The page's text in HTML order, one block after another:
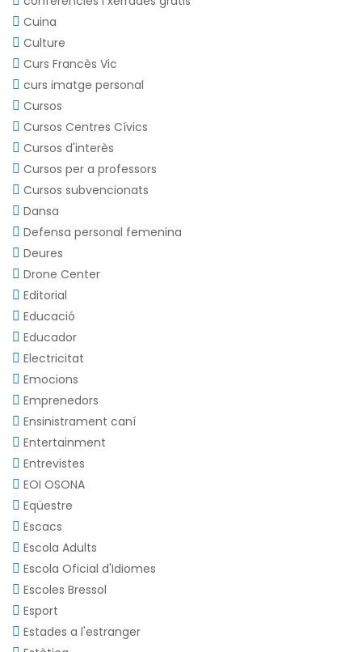
Cuina
Culture
Curs Francès Vic
curs imatge personal
Cursos
Cursos Centres Cívics
Cursos d'interès
Cursos per a professors
Cursos subvencionats
Dansa
Defensa personal femenina
Deures
Drone Center
Editorial
Educació
Educador
Electricitat
Emocions
Emprenedors
Ensinistrament caní
Entertainment
Entrevistes
EOI OSONA
Eqüestre
Escacs
Escola Adults
Escola Oficial d'Idiomes
Escoles Bressol
Esport
Estades a l'estranger